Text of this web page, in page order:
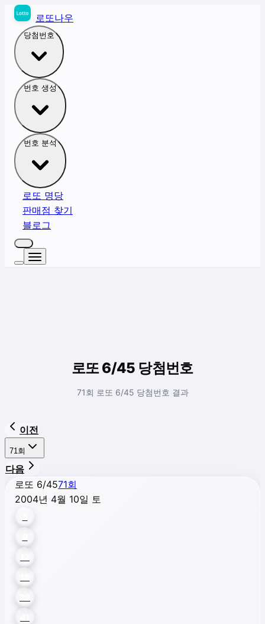
로또나우
당첨번호
번호 생성
번호 분석
로또 명당
판매점 찾기
블로그
로또 6/45 당첨번호
71회 로또 6/45 당첨번호 결과
이전
71회
다음
로또 6/4571회
2004년 4월 10일 토